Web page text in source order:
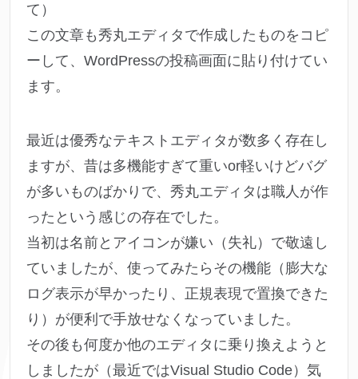
て）
この文章も秀丸エディタで作成したものをコピ
ーして、WordPressの投稿画面に貼り付けてい
ます。
最近は優秀なテキストエディタが数多く存在し
ますが、昔は多機能すぎて重いor軽いけどバグ
が多いものばかりで、秀丸エディタは職人が作
ったという感じの存在でした。
当初は名前とアイコンが嫌い（失礼）で敬遠し
ていましたが、使ってみたらその機能（膨大な
ログ表示が早かったり、正規表現で置換できた
り）が便利で手放せなくなっていました。
その後も何度か他のエディタに乗り換えようと
しましたが（最近ではVisual Studio Code）気